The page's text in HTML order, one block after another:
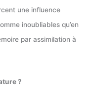
une influence
inoubliables qu’en
par assimilation à
?